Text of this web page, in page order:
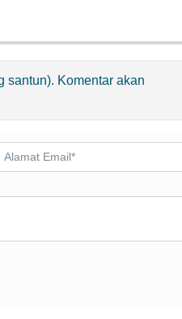
santun). Komentar akan